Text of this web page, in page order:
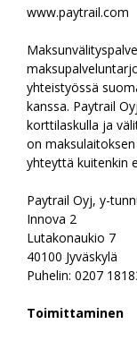
www.paytrail.com
yhteistyössä
kanssa. Paytrail
korttilaskulla ja
on
yhteyttä kuitenkin
Paytrail Oyj, y-
Innova 2
Lutakonaukio 7
40100 Jyväskylä
Puhelin: 0207
Toimittaminen